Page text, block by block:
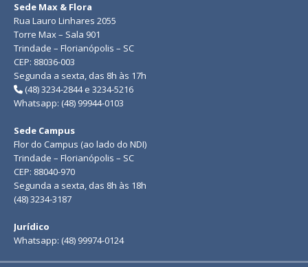
Sede Max & Flora
Rua Lauro Linhares 2055
Torre Max – Sala 901
Trindade – Florianópolis – SC
CEP: 88036-003
Segunda a sexta, das 8h às 17h
(48) 3234-2844 e 3234-5216
Whatsapp: (48) 99944-0103
Sede Campus
Flor do Campus (ao lado do NDI)
Trindade – Florianópolis – SC
CEP: 88040-970
Segunda a sexta, das 8h às 18h
(48) 3234-3187
Jurídico
Whatsapp: (48) 99974-0124